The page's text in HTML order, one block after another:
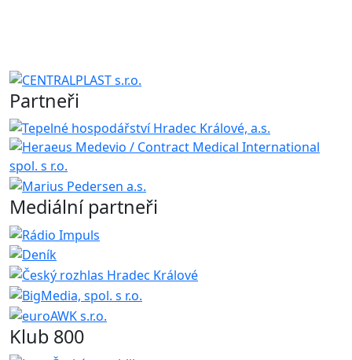
Partneři
Mediální partneři
Klub 800